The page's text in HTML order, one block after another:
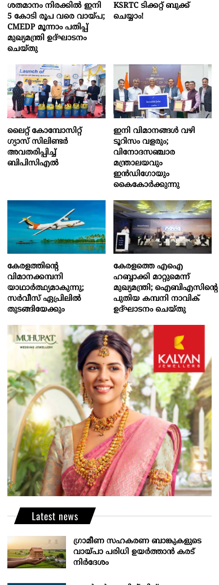
ശതമാനം നിരക്കിൽ ഇനി
5 കോടി രൂപ വരെ വായ്പ;
CMEDP മൂന്നാം പതിപ്പ്
മുഖ്യമന്ത്രി ഉദ്ഘാടനം
ചെയ്തു
KSRTC ടിക്കറ്റ് ബുക്ക്
ചെയ്യാം!
ലൈറ്റ് കോമ്പോസിറ്റ്
ഗ്യാസ് സിലിണ്ടർ
അവതരിപ്പിച്ച്
ബിപിസിഎൽ
ഇനി വിമാനങ്ങള്‍ വഴി
ടൂറിസം വളരും;
വിനോദസഞ്ചാര
മന്ത്രാലയവും
ഇന്‍ഡിഗോയും
കൈകോര്‍ക്കുന്നു
കേരളത്തിന്റെ
വിമാനക്കമ്പനി
യാഥാര്‍ത്ഥ്യമാകുന്നു;
സര്‍വീസ് ഏപ്രിലില്‍
തുടങ്ങിയേക്കും
കേരളത്തെ എഐ
ഹബ്ബാക്കി മാറ്റുമെന്ന്
മുഖ്യമന്ത്രി; ഐബിഎസിന്റെ
പുതിയ കമ്പനി നാവിക്
ഉദ്ഘാടനം ചെയ്തു
Latest news
ഗ്രാമീണ സഹകരണ ബാങ്കുകളുടെ
വായ്പാ പരിധി ഉയർത്താൻ കരട്
നിർദേശം